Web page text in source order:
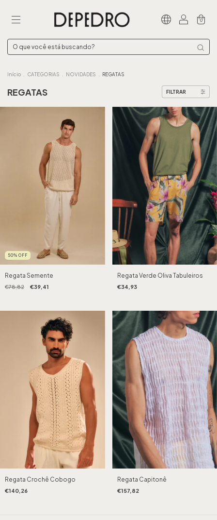
0
Início CATEGORIAS NOVIDADES REGATAS
REGATAS FILTRAR
50% OFF
Regata Semente
€78,82 €39,41
Regata Verde Oliva Tabuleiros
€34,93
Regata Crochê Cobogo
€140,26
Regata Capitonê
€157,82